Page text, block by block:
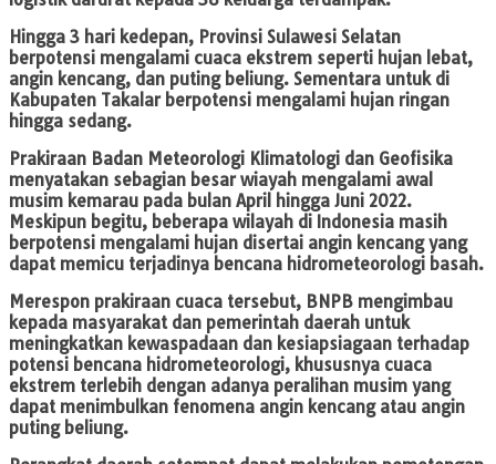
Hingga 3 hari kedepan, Provinsi Sulawesi Selatan
berpotensi mengalami cuaca ekstrem seperti hujan lebat,
angin kencang, dan puting beliung. Sementara untuk di
Kabupaten Takalar berpotensi mengalami hujan ringan
hingga sedang.
Prakiraan Badan Meteorologi Klimatologi dan Geofisika
menyatakan sebagian besar wiayah mengalami awal
musim kemarau pada bulan April hingga Juni 2022.
Meskipun begitu, beberapa wilayah di Indonesia masih
berpotensi mengalami hujan disertai angin kencang yang
dapat memicu terjadinya bencana hidrometeorologi basah.
Merespon prakiraan cuaca tersebut, BNPB mengimbau
kepada masyarakat dan pemerintah daerah untuk
meningkatkan kewaspadaan dan kesiapsiagaan terhadap
potensi bencana hidrometeorologi, khususnya cuaca
ekstrem terlebih dengan adanya peralihan musim yang
dapat menimbulkan fenomena angin kencang atau angin
puting beliung.